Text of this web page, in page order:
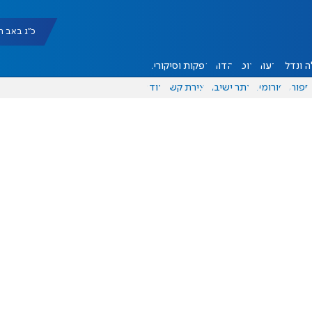
כ"ג באב תשפ"ו
ונדל"ן דעות אוכל יהדות הפקות וסיקורים
ספורט פורומים אתר ישיבה יצירת קשר עוד